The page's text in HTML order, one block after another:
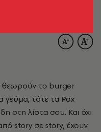
θεωρούν το burger
γεύμα, τότε τα Pax
στη λίστα σου. Και όχι
story σε story, έχουν